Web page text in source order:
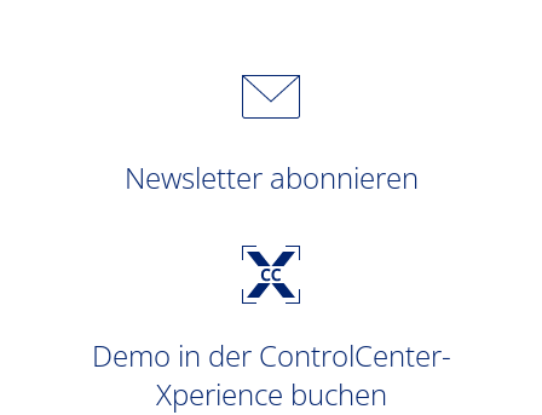
Newsletter abonnieren
Demo in der ControlCenter-
Xperience buchen